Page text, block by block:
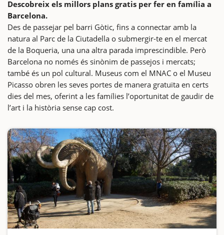
Descobreix els millors plans gratis per fer en família a
Barcelona.
Des de passejar pel barri Gòtic, fins a connectar amb la
natura al Parc de la Ciutadella o submergir-te en el mercat
de la Boqueria, una una altra parada imprescindible. Però
Barcelona no només és sinònim de passejos i mercats;
també és un pol cultural. Museus com el MNAC o el Museu
Picasso obren les seves portes de manera gratuïta en certs
dies del mes, oferint a les famílies l’oportunitat de gaudir de
l’art i la història sense cap cost.